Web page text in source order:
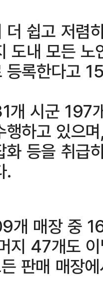
쉽고 저렴
도내 모든
등록한다고
개 시군 197
행하고 있으
화 등을 취급
.
개 매장 중
지 47개도
판매 매장